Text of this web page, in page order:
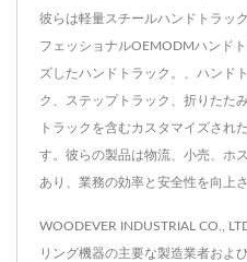
彼らは軽量スチールハンドトラッ
フェッショナルOEMODMハンド
ズしたハンドトラック。、ハンド
ク、ステップトラック、折りたた
トラックを含むカスタマイズされ
す。彼らの製品は物流、小売、ホ
あり、業務の効率と安全性を向上さ
WOODEVER INDUSTRIAL CO.,
リング機器の主要な製造業者およ